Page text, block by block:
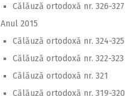
Călăuză ortodoxă nr. 326-327
Anul 2015
Călăuză ortodoxă nr. 324-325
Călăuză ortodoxă nr. 322-323
Călăuză ortodoxă nr. 321
Călăuză ortodoxă nr. 319-320